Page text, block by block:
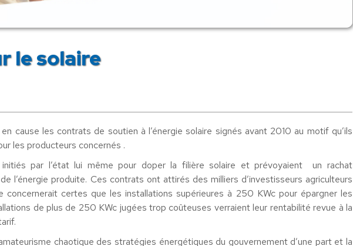
le solaire
cause les contrats de soutien à l’énergie solaire signés avant 2010 au motif qu’ils
les producteurs concernés .
par l’état lui même pour doper la filière solaire et prévoyaient un rachat
l’énergie produite. Ces contrats ont attirés des milliers d’investisseurs agriculteurs
concernerait certes que les installations supérieures à 250 KWc pour épargner les
de plus de 250 KWc jugées trop coûteuses verraient leur rentabilité revue à la
chaotique des stratégies énergétiques du gouvernement d’une part et la